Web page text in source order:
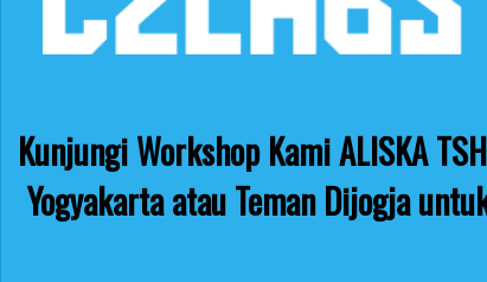
Kunjungi Workshop Kami ALISKA
Yogyakarta atau Teman Dijogja